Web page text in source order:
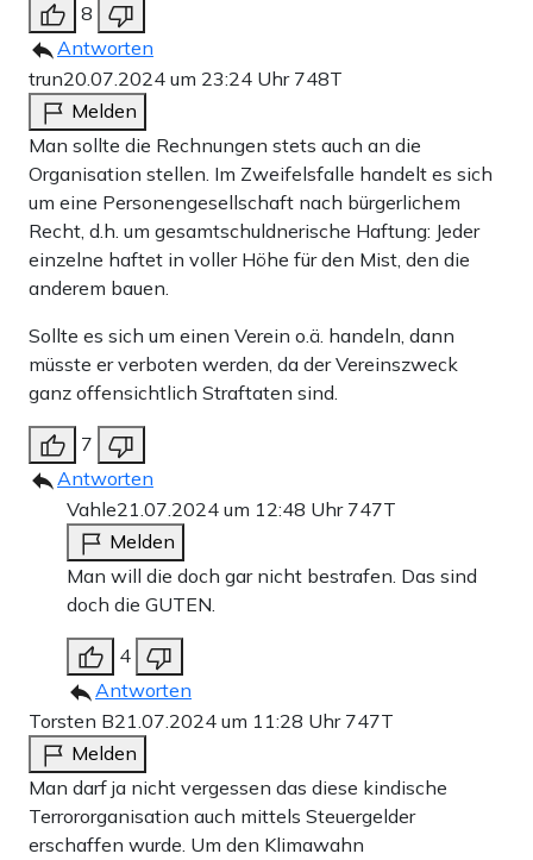
8
Antworten
trun20.07.2024 um 23:24 Uhr 748T
Melden
Man sollte die Rechnungen stets auch an die
Organisation stellen. Im Zweifelsfalle handelt es sich
um eine Personengesellschaft nach bürgerlichem
Recht, d.h. um gesamtschuldnerische Haftung: Jeder
einzelne haftet in voller Höhe für den Mist, den die
anderem bauen.
Sollte es sich um einen Verein o.ä. handeln, dann
müsste er verboten werden, da der Vereinszweck
ganz offensichtlich Straftaten sind.
7
Antworten
Vahle21.07.2024 um 12:48 Uhr 747T
Melden
Man will die doch gar nicht bestrafen. Das sind
doch die GUTEN.
4
Antworten
Torsten B21.07.2024 um 11:28 Uhr 747T
Melden
Man darf ja nicht vergessen das diese kindische
Terrororganisation auch mittels Steuergelder
erschaffen wurde. Um den Klimawahn